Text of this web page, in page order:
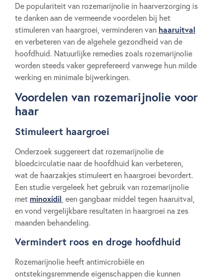
De populariteit van rozemarijnolie in haarverzorging is
te danken aan de vermeende voordelen bij het
stimuleren van haargroei, verminderen van haaruitval
en verbeteren van de algehele gezondheid van de
hoofdhuid. Natuurlijke remedies zoals rozemarijnolie
worden steeds vaker geprefereerd vanwege hun milde
werking en minimale bijwerkingen.
Voordelen van rozemarijnolie voor
haar
Stimuleert haargroei
Onderzoek suggereert dat rozemarijnolie de
bloedcirculatie naar de hoofdhuid kan verbeteren,
wat de haarzakjes stimuleert en haargroei bevordert.
Een studie vergeleek het gebruik van rozemarijnolie
met minoxidil, een gangbaar middel tegen haaruitval,
en vond vergelijkbare resultaten in haargroei na zes
maanden behandeling.
Vermindert roos en droge hoofdhuid
Rozemarijnolie heeft antimicrobiële en
ontstekingsremmende eigenschappen die kunnen